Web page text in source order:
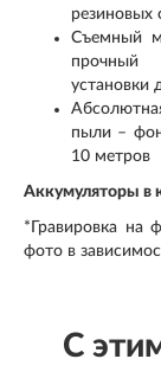
резиновых
Съемный
прочный
установки
пыли –
10 метров
Аккумуляторы в
*Гравировка на
фото в
С